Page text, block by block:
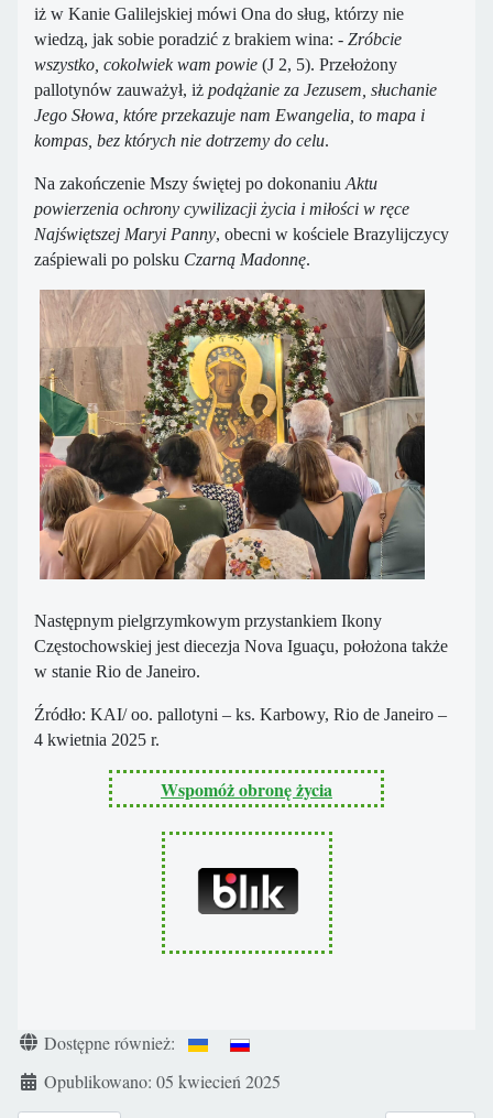
iż w Kanie Galilejskiej mówi Ona do sług, którzy nie
wiedzą, jak sobie poradzić z brakiem wina: - Zróbcie
wszystko, cokolwiek wam powie (J 2, 5). Przełożony
pallotynów zauważył, iż podążanie za Jezusem, słuchanie
Jego Słowa, które przekazuje nam Ewangelia, to mapa i
kompas, bez których nie dotrzemy do celu.
Na zakończenie Mszy świętej po dokonaniu Aktu
powierzenia ochrony cywilizacji życia i miłości w ręce
Najświętszej Maryi Panny, obecni w kościele Brazylijczycy
zaśpiewali po polsku Czarną Madonnę.
Następnym pielgrzymkowym przystankiem Ikony
Częstochowskiej jest diecezja Nova Iguaçu, położona także
w stanie Rio de Janeiro.
Źródło: KAI/ oo. pallotyni – ks. Karbowy, Rio de Janeiro –
4 kwietnia 2025 r.
Wspomóż obronę życia
Szczegóły
Dostępne również:
Opublikowano: 05 kwiecień 2025